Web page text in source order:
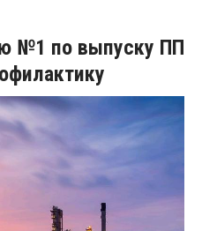
№1 по выпуску ПП